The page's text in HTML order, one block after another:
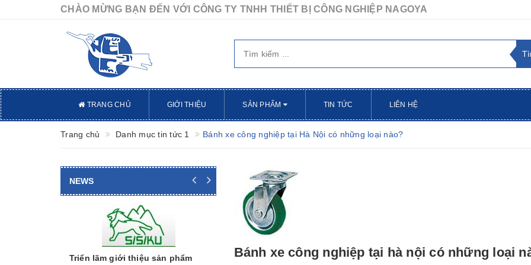
CHÀO MỪNG BẠN ĐẾN VỚI CÔNG TY TNHH THIẾT BỊ CÔNG NGHIỆP NAGOYA
TRANG CHỦ GIỚI THIỆU SẢN PHẨM TIN TỨC LIÊN HỆ
Trang chủ Danh mục tin tức 1 Bánh xe công nghiệp tại Hà Nội có những loại nào?
Bánh xe công nghiệp tại hà nội có những loại
NEWS
Triển lãm giới thiệu sản phẩm
Thước đo - Thương hiệu Tajima
Minh Chiến
Thương hiệu dụng cụ nổi tiếng tại
KHỚP NỐI NHANH NAC (NAGAHORI)